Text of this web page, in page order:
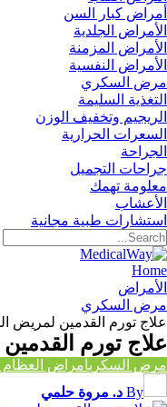
أمراض كبار السن
الأمراض الجلدية
الأمراض المزمنة
الأمراض النفسية
مرض السكري
التغذية السليمة
الريجيم وتخفيف الوزن
السعرات الحرارية
الجراحة
جراحات التجميل
معلومة تهمك
الأعشاب
استشارات طبية مجانية
Home
الأمراض
مرض السكري
علاج تورم القدمين لمريض
علاج تورم
مرض السكريأمراض العظام
By د. مروة حلمي